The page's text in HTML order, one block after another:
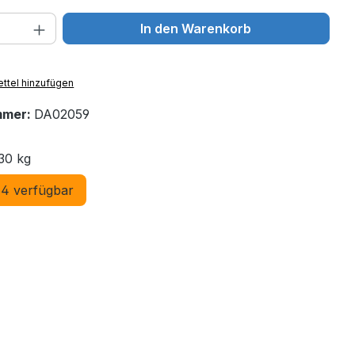
Anzahl: Gib den gewünschten Wert
In den Warenkorb
hinzufügen
DA02059
kg
verfügbar